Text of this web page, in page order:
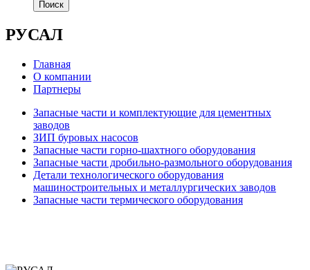
Поиск
РУСАЛ
Главная
О компании
Партнеры
Запасные части и комплектующие для цементных
заводов
ЗИП буровых насосов
Запасные части горно-шахтного оборудования
Запасные части дробильно-размольного оборудования
Детали технологического оборудования
машиностроительных и металлургических заводов
Запасные части термического оборудования